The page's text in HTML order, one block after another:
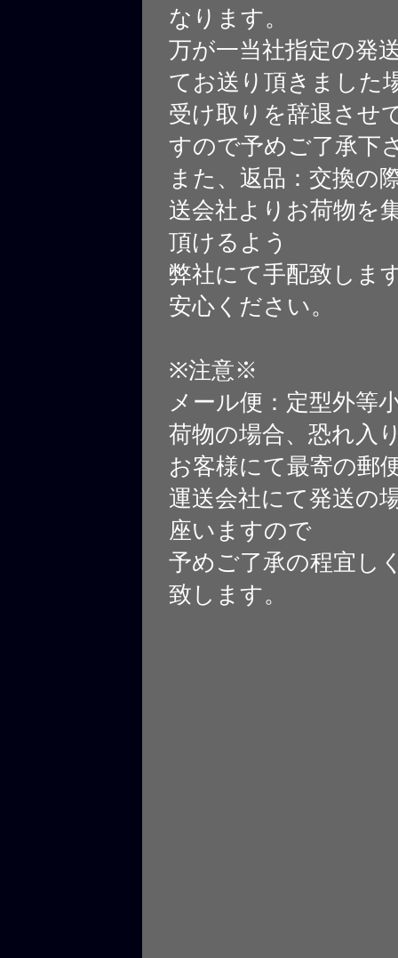
なります。
万が一当社指定の発
てお送り頂きました
受け取りを辞退させ
すので予めご了承下
また、返品：交換の
送会社よりお荷物を
頂けるよう
弊社にて手配致しま
安心ください。
※注意※
メール便：定型外等
荷物の場合、恐れ入
お客様にて最寄の郵
運送会社にて発送の
座いますので
予めご了承の程宜し
致します。